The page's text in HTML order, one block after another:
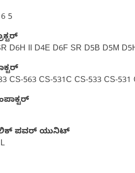
5
D6H II D4E D6F SR D5B D5M
CS-563 CS-531C CS-533 CS-
ಪವರ್ ಯುನಿಟ್‌